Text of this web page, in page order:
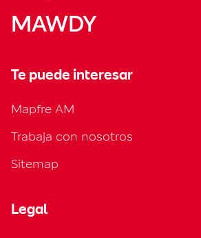
MAWDY
Te puede interesar
Mapfre AM
Trabaja con nosotros
Sitemap
Legal